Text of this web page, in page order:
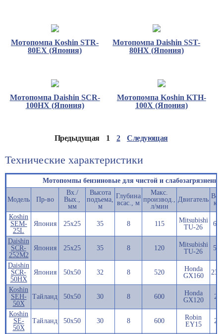
Мотопомпа Кoshin STR-
80EX (Япония)
Мотопомпа Daishin SST-
80HX (Япония)
Мотопомпа Daishin SCR-
100HX (Япония)
Мотопомпа Koshin KTH-
100X (Япония)
Предыдущая 1 2 Следующая
Технические характеристики
Мотопомпы бензиновые для чистой и
Модель Пр-во
Вх./
Вых.,
мм
Высота
подъема,
м
Глубина
всас., м
Макс.
производ.,
л/мин
Двигатель
кг.
Кoshin
SEM-
25L
Япония 25х25 35 8 115
Mitsubishi
TU-26
6,5
Daishin
SCR-
252M2
Япония 25х25 35 8 120
Mitsubishi
TU-26
5,1
Daishin
SCR-
50HX
Япония 50х50 32 8 520
Honda
GX160
Кoshin
SEH-
50X
Тайланд 50х50 30 8 600
Honda
GX120
24
Кoshin
SE-
50X
Тайланд 50х50 30 8 600
Robin
EY15
23